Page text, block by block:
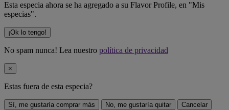
Esta especia ahora se ha agregado a su Flavor Profile, en "Mis
especias".
¡Ok lo tengo!
No spam nunca! Lea nuestro política de privacidad
×
Estas fuera de esta especia?
Sí, me gustaría comprar más No, me gustaría quitar
Cancelar